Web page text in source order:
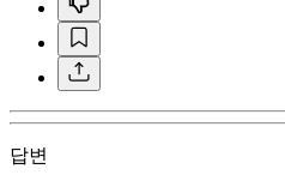
답변